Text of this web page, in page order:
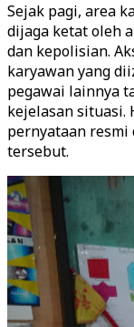
Sejak pagi, area
dijaga ketat oleh
dan kepolisian.
karyawan yang
pegawai lainnya
kejelasan situasi.
pernyataan
tersebut.